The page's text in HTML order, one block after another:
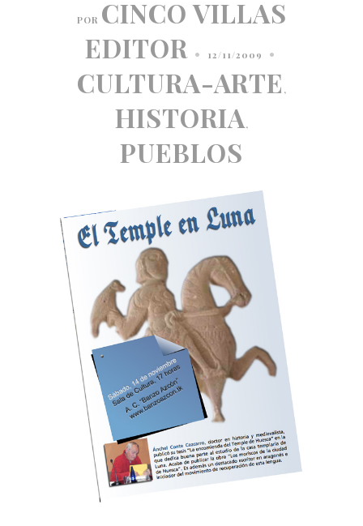
POR CINCO VILLAS
EDITOR • 12/11/2009 •
CULTURA-ARTE ,
HISTORIA,
PUEBLOS